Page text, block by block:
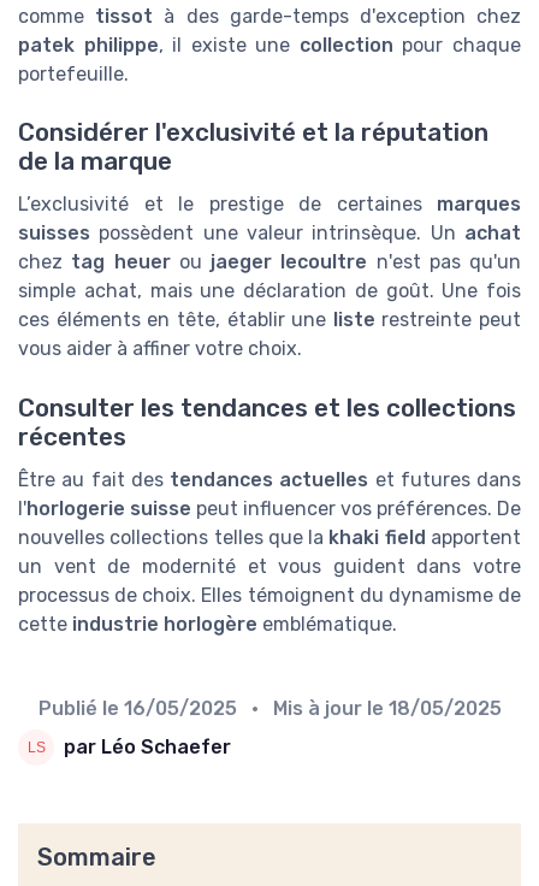
comme tissot à des garde-temps d'exception chez
patek philippe, il existe une collection pour chaque
portefeuille.
Considérer l'exclusivité et la réputation
de la marque
L’exclusivité et le prestige de certaines marques
suisses possèdent une valeur intrinsèque. Un achat
chez tag heuerou jaeger lecoultre n'est pas qu'un
simple achat, mais une déclaration de goût. Une fois
ces éléments en tête, établir une liste restreinte peut
vous aider à affiner votre choix.
Consulter les tendances et les collections
récentes
Être au fait des tendances actuelles et futures dans
l'horlogerie suisse peut influencer vos préférences. De
nouvelles collections telles que la khaki field apportent
un vent de modernité et vous guident dans votre
processus de choix. Elles témoignent du dynamisme de
cette industrie horlogère emblématique.
Publié le 16/05/2025 • Mis à jour le 18/05/2025
par Léo Schaefer
Sommaire